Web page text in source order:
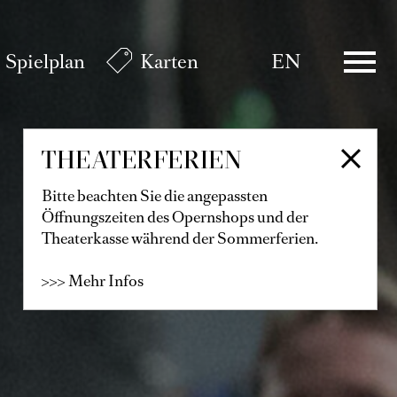
Spielplan Karten EN
THEATERFERIEN
Bitte beachten Sie die angepassten
Öffnungszeiten des Opernshops und der
Theaterkasse während der Sommerferien.
>>> Mehr Infos